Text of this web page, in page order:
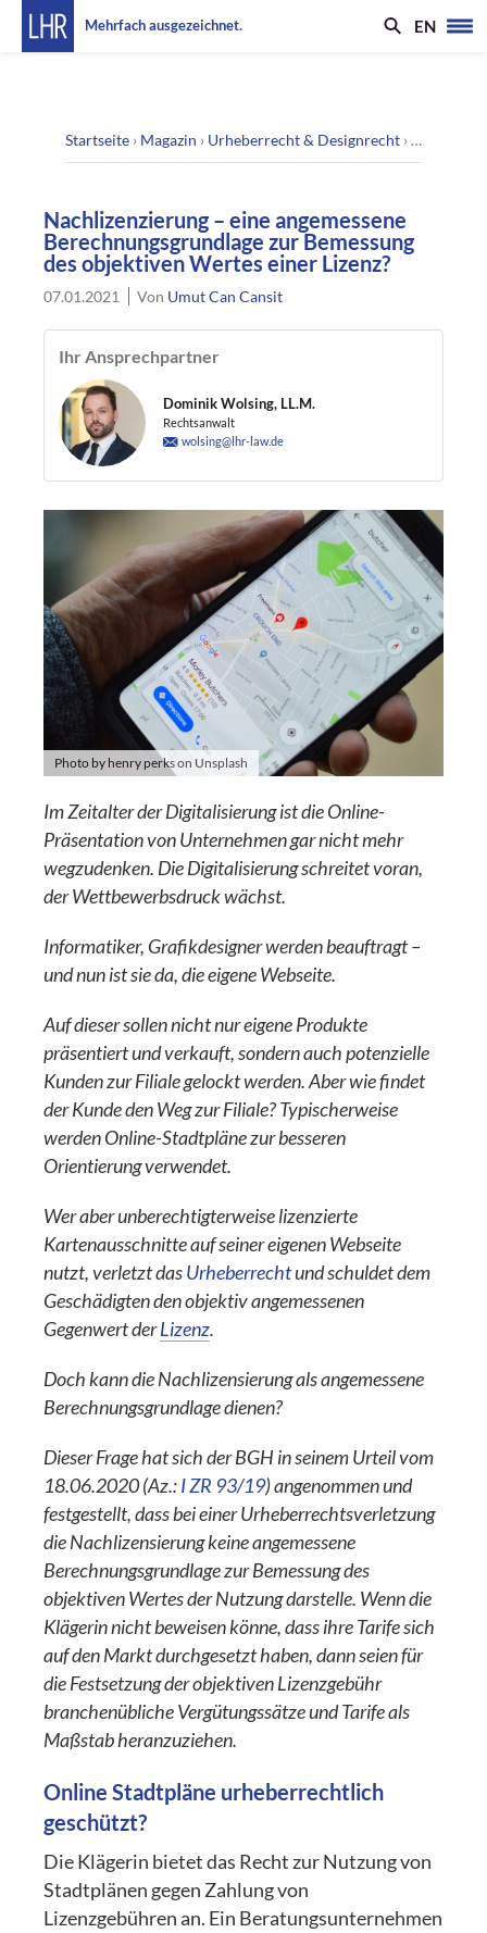
Mehrfach ausgezeichnet. EN
Startseite › Magazin › Urheberrecht & Designrecht ›
Nachlizenzierung – eine angemessene
Berechnungsgrundlage zur Bemessung
des objektiven Wertes einer Lizenz?
07.01.2021 Von Umut Can Cansit
Ihr Ansprechpartner
Dominik Wolsing, LL.M.
Rechtsanwalt
wolsing@lhr-law.de
Photo by henry perks on Unsplash
Im Zeitalter der Digitalisierung ist die Online-
Präsentation von Unternehmen gar nicht mehr
wegzudenken. Die Digitalisierung schreitet voran,
der Wettbewerbsdruck wächst.
Informatiker, Grafikdesigner werden beauftragt –
und nun ist sie da, die eigene Webseite.
Auf dieser sollen nicht nur eigene Produkte
präsentiert und verkauft, sondern auch potenzielle
Kunden zur Filiale gelockt werden. Aber wie findet
der Kunde den Weg zur Filiale? Typischerweise
werden Online-Stadtpläne zur besseren
Orientierung verwendet.
Wer aber unberechtigterweise lizenzierte
Kartenausschnitte auf seiner eigenen Webseite
nutzt, verletzt dasUrheberrechtund schuldet dem
Geschädigten den objektiv angemessenen
Gegenwert derLizenz.
Doch kann die Nachlizensierung als angemessene
Berechnungsgrundlage dienen?
Dieser Frage hat sich der BGH in seinem Urteil vom
18.06.2020 (Az.:I ZR 93/19) angenommen und
festgestellt, dass bei einer Urheberrechtsverletzung
die Nachlizensierung keine angemessene
Berechnungsgrundlage zur Bemessung des
objektiven Wertes der Nutzung darstelle. Wenn die
Klägerin nicht beweisen könne, dass ihre Tarife sich
auf den Markt durchgesetzt haben, dann seien für
die Festsetzung der objektiven Lizenzgebühr
branchenübliche Vergütungssätze und Tarife als
Maßstab heranzuziehen.
Online Stadtpläne urheberrechtlich
geschützt?
Die Klägerin bietet das Recht zur Nutzung von
Stadtplänen gegen Zahlung von
Lizenzgebühren an. Ein Beratungsunternehmen